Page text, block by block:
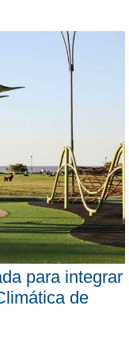
para integrar
de